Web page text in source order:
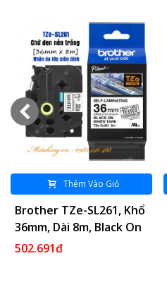
Thêm Vào Giỏ
Brother TZe-SL261, Khổ
36mm, Dài 8m, Black On
White, Dán Cáp CAT5E/6
502.691đ